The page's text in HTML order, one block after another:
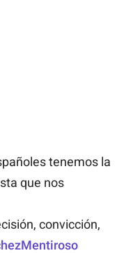
tenemos la
que nos
convicción,